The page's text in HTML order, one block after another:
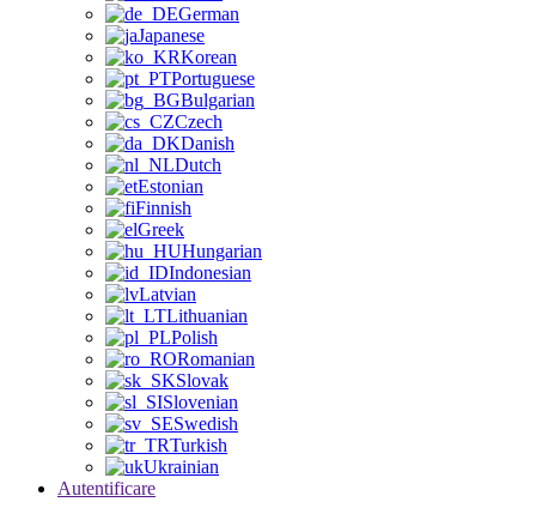
German
Japanese
Korean
Portuguese
Bulgarian
Czech
Danish
Dutch
Estonian
Finnish
Greek
Hungarian
Indonesian
Latvian
Lithuanian
Polish
Romanian
Slovak
Slovenian
Swedish
Turkish
Ukrainian
Autentificare